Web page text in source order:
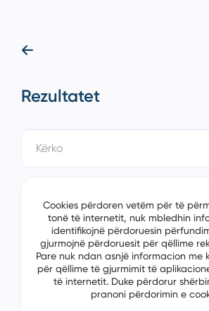
Rezultatet
Cookies përdoren vetëm për të
tonë të internetit, nuk mbledhin
identifikojnë përdoruesin
gjurmojnë përdoruesit për qëllime
Pare nuk ndan asnjë informacion me
për qëllime të gjurmimit të
të internetit. Duke përdorur
pranoni përdorimin e